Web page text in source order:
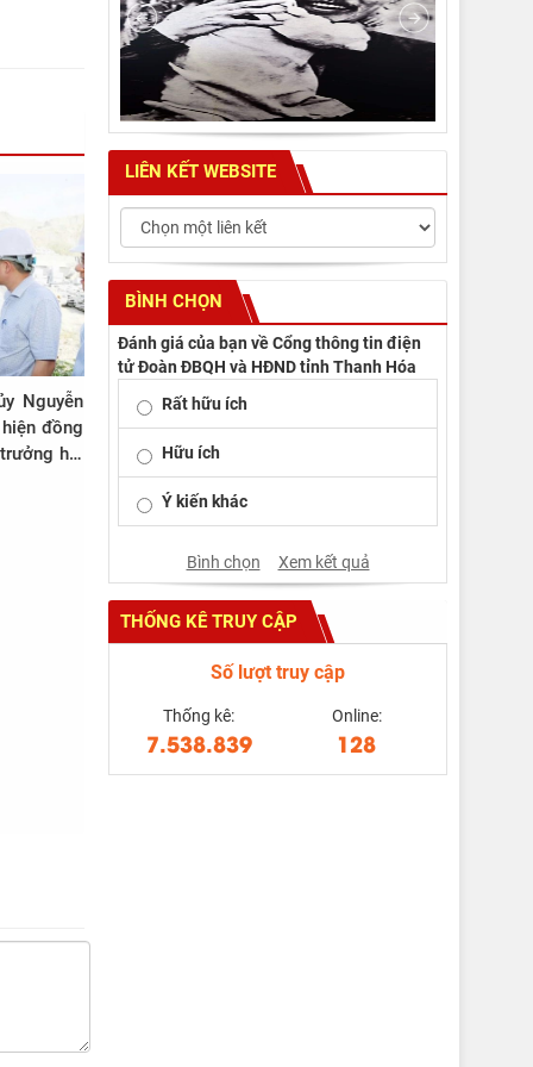
Nguyễn
đồng
hai
LIÊN KẾT WEBSITE
BÌNH CHỌN
Đánh giá của bạn về Cổng thông tin điện
tử Đoàn ĐBQH và HĐND tỉnh Thanh Hóa
Rất hữu ích
Hữu ích
Ý kiến khác
Bình chọn Xem kết quả
THỐNG KÊ TRUY CẬP
Số lượt truy cập
Thống kê:
7.538.839
Online:
128